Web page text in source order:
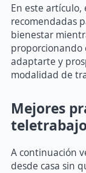
En este artículo,
recomendadas
bienestar
proporcionando
adaptarte y
modalidad de
Mejores
A continuación
desde casa sin